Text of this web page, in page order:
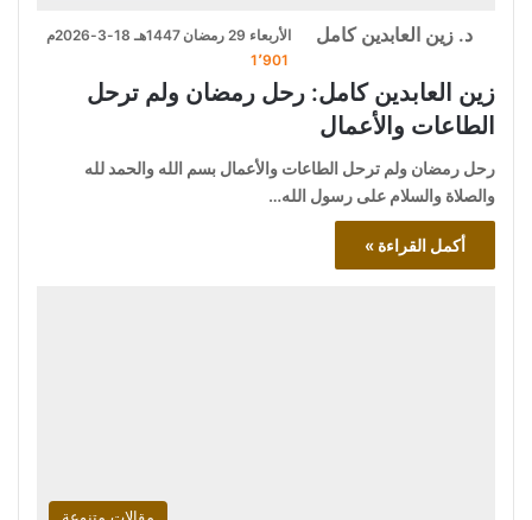
د. زين العابدين كامل
الأربعاء 29 رمضان 1447هـ 18-3-2026م
1٬901
زين العابدين كامل: رحل رمضان ولم ترحل
الطاعات والأعمال
رحل رمضان ولم ترحل الطاعات والأعمال بسم الله والحمد لله
والصلاة والسلام على رسول الله…
أكمل القراءة »